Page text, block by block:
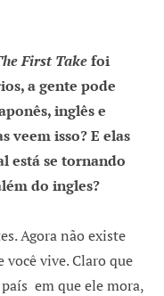
First Takefoi
a gente pode
inglês e
veem isso? E elas
está se tornando
do ingles?
Agora não existe
você vive. Claro que
em que ele mora,